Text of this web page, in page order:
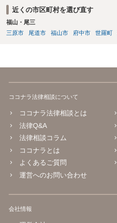
近くの市区町村を選び直す
福山・尾三
三原市
尾道市 福山市 府中市 世羅町
ココナラ法律相談について
ココナラ法律相談とは
法律Q&A
法律相談コラム
ココナラとは
よくあるご質問
運営へのお問い合わせ
会社情報